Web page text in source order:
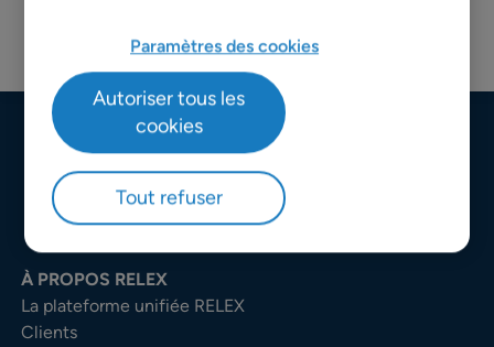
À PROPOS RELEX
La plateforme unifiée RELEX
Clients
Paramètres des cookies
Tout refuser
Autoriser tous les
cookies